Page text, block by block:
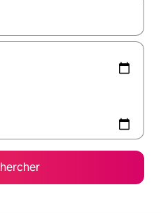
utilisez les flèches vers le